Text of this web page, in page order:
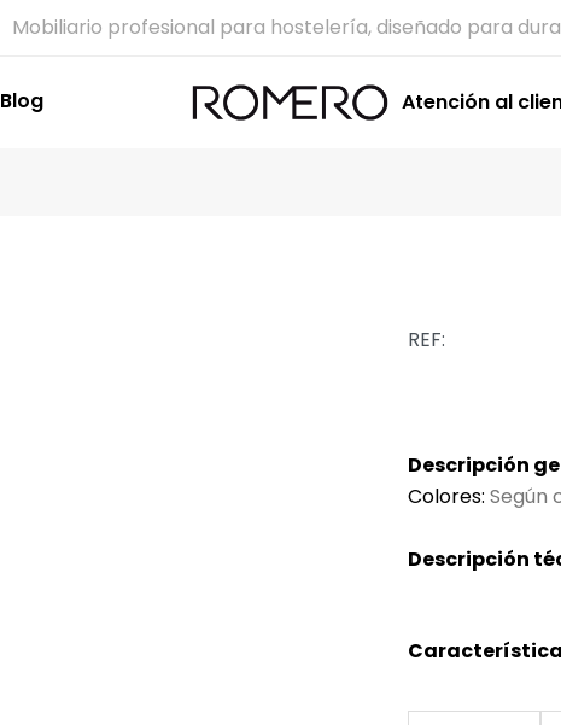
Mobiliario profesional para hostelería, diseñado para
Blog Atención al
REF:
Descripción
Colores: Según
Descripción